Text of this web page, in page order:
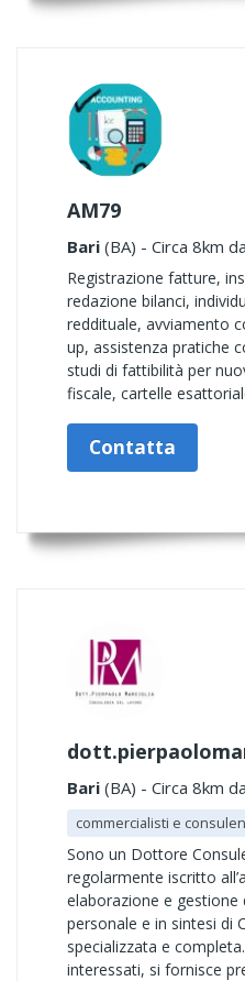
AM79
Bari (BA) - Circa 8km
Registrazione fatture,
redazione bilanci,
reddituale, avviamento
up, assistenza pratiche
studi di fattibilità per
fiscale, cartelle
Contatta
Bari (BA) - Circa 8km
commercialisti e
Sono un Dottore
regolarmente iscritto
elaborazione e gestione
personale e in sintesi di
specializzata e
interessati, si fornisce